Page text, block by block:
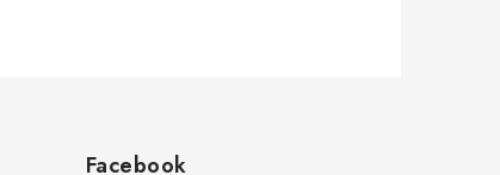
Facebook